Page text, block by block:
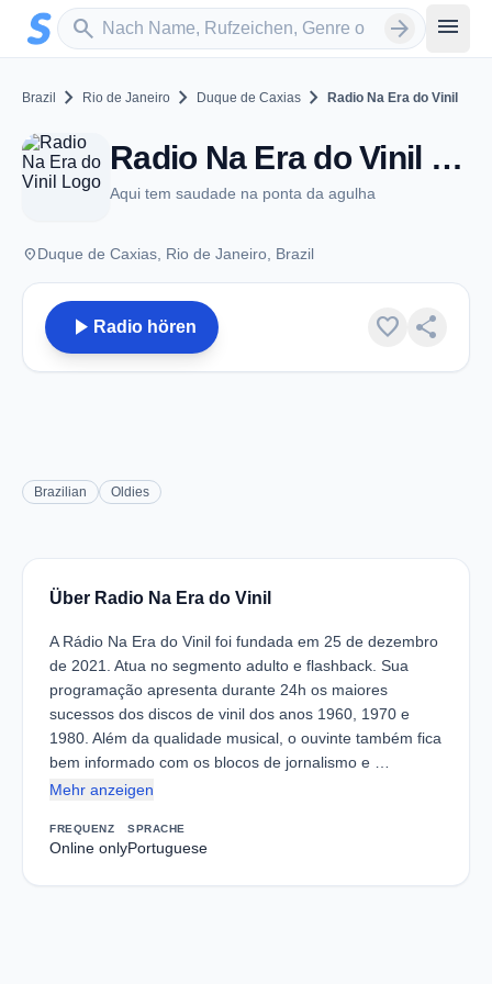
Zum Hauptinhalt springen
search
Sender suchen arrow_forward menu
Brazil chevron_right Rio de Janeiro chevron_right Duque de Caxias chevron_right Radio Na Era do Vinil
Radio Na Era do Vinil - Duque de Caxias
Aqui tem saudade na ponta da agulha
placeDuque de Caxias, Rio de Janeiro, Brazil
play_arrow Radio hören favorite share
Brazilian Oldies
Über Radio Na Era do Vinil
A Rádio Na Era do Vinil foi fundada em 25 de dezembro
de 2021. Atua no segmento adulto e flashback. Sua
programação apresenta durante 24h os maiores
sucessos dos discos de vinil dos anos 1960, 1970 e
1980. Além da qualidade musical, o ouvinte também fica
bem informado com os blocos de jornalismo e …
Mehr anzeigen
FREQUENZ
Online only
SPRACHE
Portuguese